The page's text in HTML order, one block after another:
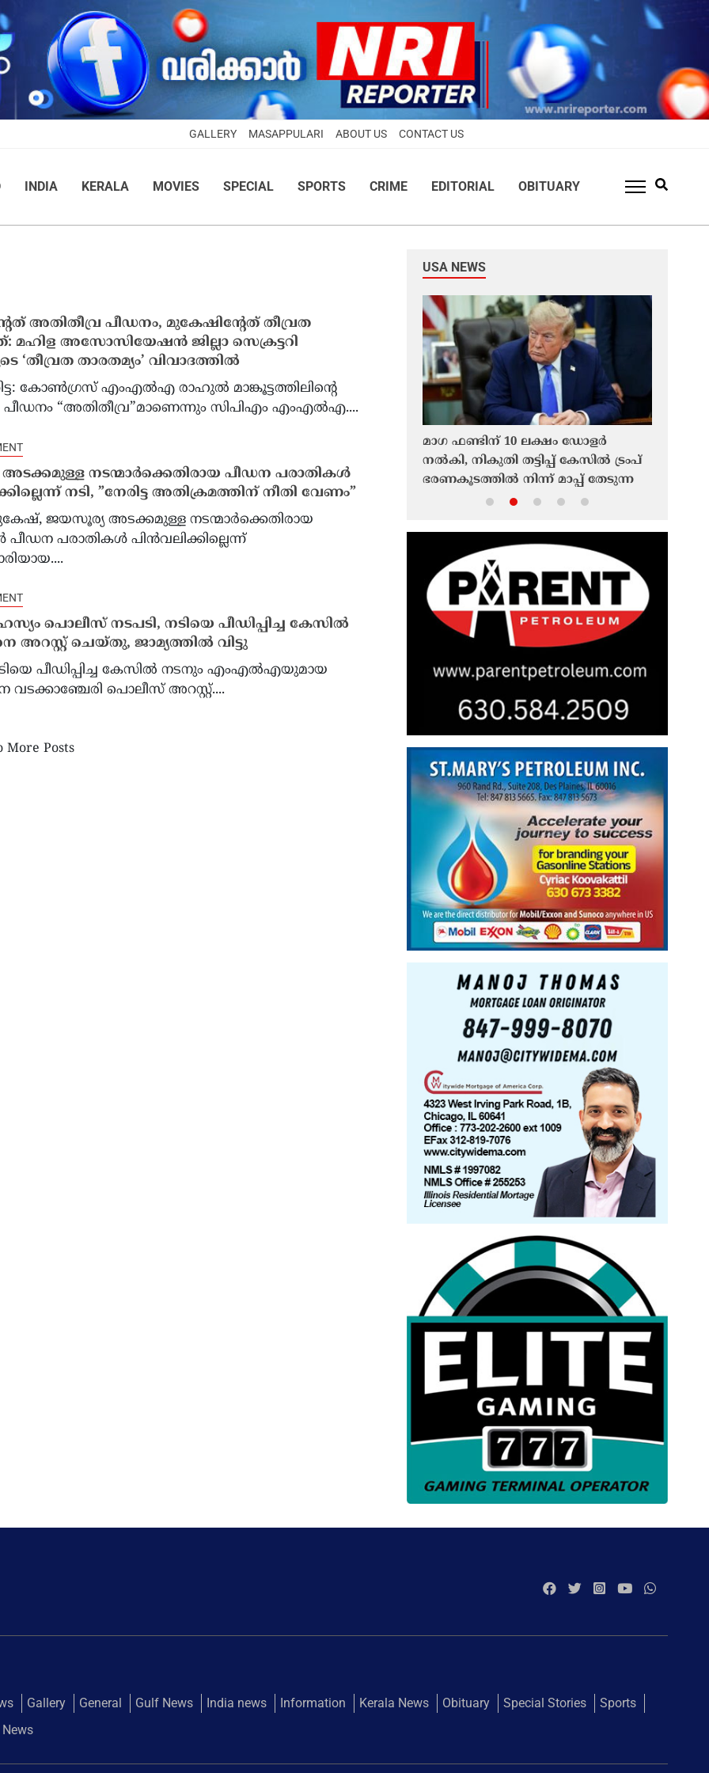
GALLERY MASAPPULARI ABOUT US CONTACT US
INDIA KERALA MOVIES SPECIAL SPORTS CRIME EDITORIAL OBITUARY
അതിതീവ്ര പീഡനം, മുകേഷിന്റേത് തീവ്രത
അസോസിയേഷൻ ജില്ലാ സെക്രട്ടറി
‘തീവ്രത താരതമ്യം’ വിവാദത്തിൽ
കോൺഗ്രസ് എംഎൽഎ രാഹുൽ മാങ്കൂട്ടത്തിലിന്റെ
“അതിതീവ്ര”മാണെന്നും സിപിഎം എംഎൽഎ....
നടന്മാര്‍ക്കെതിരായ പീഡന പരാതികള്‍
നടി, ”നേരിട്ട അതിക്രമത്തിന് നീതി വേണം”
ജയസൂര്യ അടക്കമുള്ള നടന്മാര്‍ക്കെതിരായ
പീഡന പരാതികള്‍ പിന്‍വലിക്കില്ലെന്ന്
പൊലീസ് നടപടി, നടിയെ പീഡിപ്പിച്ച കേസിൽ
അറസ്റ്റ് ചെയ്തു, ജാമ്യത്തില്‍ വിട്ടു
പീഡിപ്പിച്ച കേസില്‍ നടനും എംഎല്‍എയുമായ
വടക്കാഞ്ചേരി പൊലീസ് അറസ്റ്റ്....
More Posts
USA NEWS
കൺവൻഷന്
തുടക്കം…
ജെഡി വാൻസിനെ പിന്തുണച്ച് ട്രംപ്
മാഗ ഫണ്ടിന് 10 ലക്ഷം ഡോളർ
നൽകി, നികുതി തട്ടിപ്പ് കേസിൽ ട്രംപ്
ഭരണകൂടത്തിൽ നിന്ന് മാപ്പ് തേടുന്ന
ഇന്ത്യൻ വംശജനായ ഡോക്ടർ
Gallery General Gulf News India news Information Kerala News Obituary Special Stories
Sports